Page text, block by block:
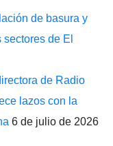
de basura y
de El
de Radio
lazos con la
6 de julio de 2026